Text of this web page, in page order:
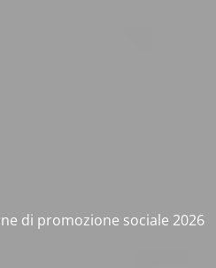
di promozione sociale 2026